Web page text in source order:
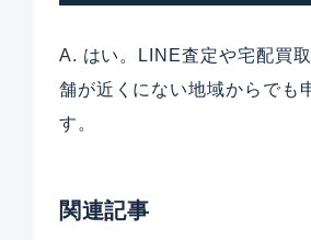
A. はい。LINE査定や宅配買
舗が近くにない地域からでも
す。
関連記事